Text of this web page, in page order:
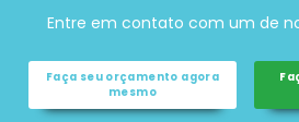
Entre em contato com um de
Faça seu orçamento agora
mesmo